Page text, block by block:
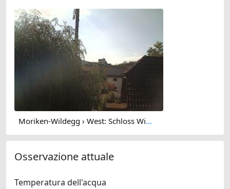
Moriken-Wildegg › West: Schloss Wildegg - Museum Aargau
Osservazione attuale
Temperatura dell'acqua